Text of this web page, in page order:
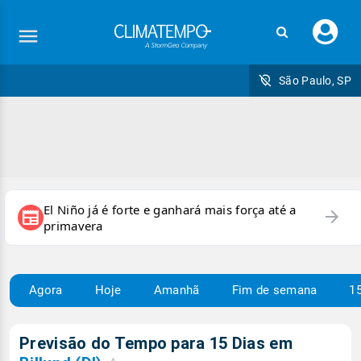
seu
São Paulo, SP
newspaper El Niño já é forte e ganhará mais força até a
primavera
arrow_forward
Agora Hoje Amanhã Fim de semana
Previsão do Tempo para 15 Dias em